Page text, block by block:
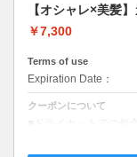
【オシャレ×美髪
￥7,300
Terms of use
Expiration Date：
クーポンについて
■こだわりのトリート